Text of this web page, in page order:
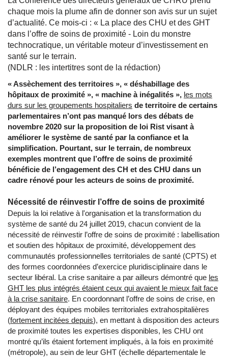
chaque mois la plume afin de donner son avis sur un sujet
d’actualité. Ce mois-ci : « La place des CHU et des GHT
dans l’offre de soins de proximité - Loin du monstre
technocratique, un véritable moteur d’investissement en
santé sur le terrain.
(NDLR : les intertitres sont de la rédaction)
« Assèchement des territoires », « déshabillage des
hôpitaux de proximité », « machine à inégalités », les mots
durs sur les groupements hospitaliers de territoire de certains
parlementaires n’ont pas manqué lors des débats de
novembre 2020 sur la proposition de loi Rist visant à
améliorer le système de santé par la confiance et la
simplification. Pourtant, sur le terrain, de nombreux
exemples montrent que l’offre de soins de proximité
bénéficie de l’engagement des CH et des CHU dans un
cadre rénové pour les acteurs de soins de proximité.
Nécessité de réinvestir l’offre de soins de proximité
Depuis la loi relative à l'organisation et la transformation du
système de santé du 24 juillet 2019, chacun convient de la
nécessité de réinvestir l’offre de soins de proximité : labellisation
et soutien des hôpitaux de proximité, développement des
communautés professionnelles territoriales de santé (CPTS) et
des formes coordonnées d’exercice pluridisciplinaire dans le
secteur libéral. La crise sanitaire a par ailleurs démontré que les
GHT les plus intégrés étaient ceux qui avaient le mieux fait face
à la crise sanitaire. En coordonnant l’offre de soins de crise, en
déployant des équipes mobiles territoriales extrahospitalières
(fortement incitées depuis), en mettant à disposition des acteurs
de proximité toutes les expertises disponibles, les CHU ont
montré qu’ils étaient fortement impliqués, à la fois en proximité
(métropole), au sein de leur GHT (échelle départementale le